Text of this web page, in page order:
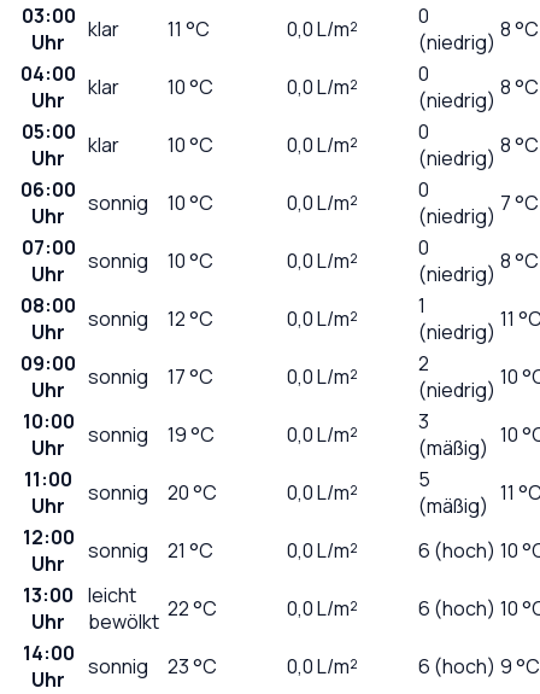
03:00
Uhr
klar 11 °C 0,0L/m²
0
(niedrig) 8 °C
04:00
Uhr
klar 10°C 0,0L/m²
0
(niedrig) 8 °C
05:00
Uhr
klar 10°C 0,0L/m²
0
(niedrig) 8 °C
06:00
Uhr
sonnig 10°C 0,0L/m²
0
(niedrig) 7 °C
07:00
Uhr
sonnig 10°C 0,0L/m²
0
(niedrig) 8 °C
08:00
Uhr
sonnig 12°C 0,0L/m²
1
(niedrig) 11
09:00
Uhr
sonnig 17°C 0,0L/m²
2
(niedrig) 10
10:00
Uhr
sonnig 19°C 0,0L/m²
3
(mäßig) 10
11:00
Uhr
sonnig 20°C 0,0L/m²
5
(mäßig) 11
12:00
Uhr
sonnig 21 °C 0,0L/m² 6 (hoch) 10
13:00
Uhr
leicht
bewölkt 22°C 0,0L/m² 6 (hoch) 10
14:00
Uhr
sonnig 23°C 0,0L/m² 6 (hoch) 9 °C